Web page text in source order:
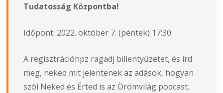
Tudatosság Központba!
Időpont: 2022. október 7. (péntek) 17:30
A regisztrációhpz ragadj billentyűzetet, és írd
meg, neked mit jelentenek az adások, hogyan
szól Neked és Érted is az Örömvilág podcast.